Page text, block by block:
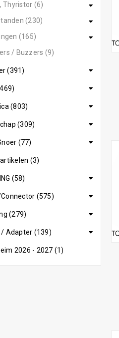
Thyristor (6)
(230)
(165)
/ Buzzers (9)
(391)
(803)
(309)
(77)
(3)
(58)
(575)
(279)
/ Adapter (139)
2026 - 2027 (1)